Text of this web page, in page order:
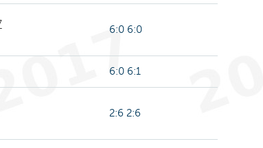
6:0 6:0
6:0 6:1
2:6 2:6